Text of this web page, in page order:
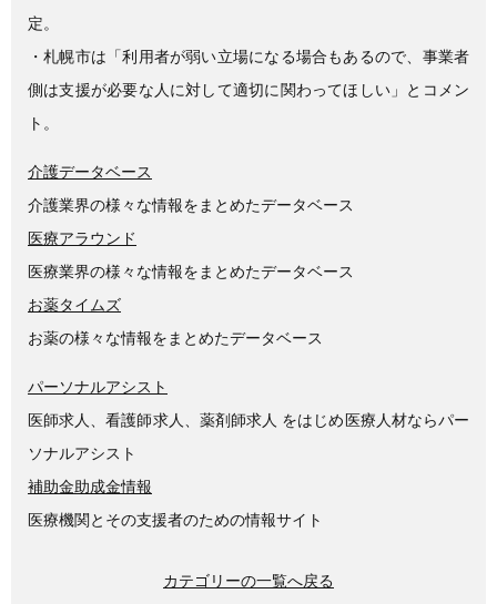
定。
・札幌市は「利用者が弱い立場になる場合もあるので、事業者
側は支援が必要な人に対して適切に関わってほしい」とコメン
ト。
介護データベース
介護業界の様々な情報をまとめたデータベース
医療アラウンド
医療業界の様々な情報をまとめたデータベース
お薬タイムズ
お薬の様々な情報をまとめたデータベース
パーソナルアシスト
医師求人、看護師求人、薬剤師求人 をはじめ医療人材ならパー
ソナルアシスト
補助金助成金情報
医療機関とその支援者のための情報サイト
カテゴリーの一覧へ戻る